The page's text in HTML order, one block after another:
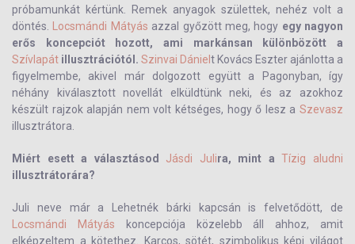
próbamunkát kértünk. Remek anyagok születtek, nehéz volt a
döntés.
Locsmándi Mátyás azzal győzött meg, hogy egy nagyon
erős koncepciót hozott, ami markánsan különbözött a
Szívlapát illusztrációtól. Szinvai Dániel t Kovács Eszter ajánlotta a
figyelmembe, akivel már dolgozott együtt a Pagonyban, így
néhány kiválasztott novellát elküldtünk neki, és az azokhoz
készült rajzok alapján nem volt kétséges, hogy ő lesz a Szevasz
illusztrátora.
Miért esett a választásod Jásdi Julira, mint aTízig aludni
illusztrátorára?
Juli neve már a Lehetnék bárki kapcsán is felvetődött, de
Locsmándi Mátyás koncepciója közelebb áll ahhoz, amit
elképzeltem a kötethez. Karcos, sötét, szimbolikus képi világot